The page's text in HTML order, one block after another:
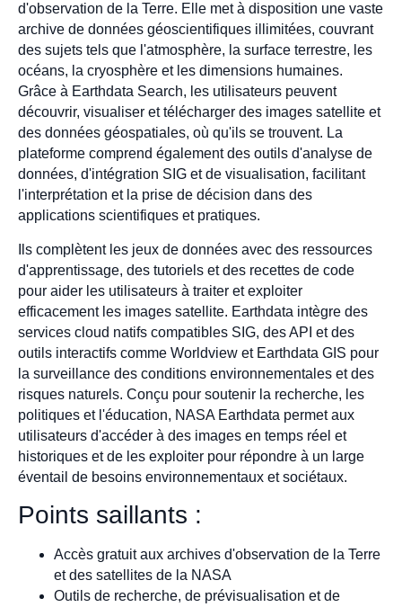
d'observation de la Terre. Elle met à disposition une vaste
archive de données géoscientifiques illimitées, couvrant
des sujets tels que l'atmosphère, la surface terrestre, les
océans, la cryosphère et les dimensions humaines.
Grâce à Earthdata Search, les utilisateurs peuvent
découvrir, visualiser et télécharger des images satellite et
des données géospatiales, où qu'ils se trouvent. La
plateforme comprend également des outils d'analyse de
données, d'intégration SIG et de visualisation, facilitant
l'interprétation et la prise de décision dans des
applications scientifiques et pratiques.
Ils complètent les jeux de données avec des ressources
d'apprentissage, des tutoriels et des recettes de code
pour aider les utilisateurs à traiter et exploiter
efficacement les images satellite. Earthdata intègre des
services cloud natifs compatibles SIG, des API et des
outils interactifs comme Worldview et Earthdata GIS pour
la surveillance des conditions environnementales et des
risques naturels. Conçu pour soutenir la recherche, les
politiques et l'éducation, NASA Earthdata permet aux
utilisateurs d'accéder à des images en temps réel et
historiques et de les exploiter pour répondre à un large
éventail de besoins environnementaux et sociétaux.
Points saillants :
Accès gratuit aux archives d'observation de la Terre
et des satellites de la NASA
Outils de recherche, de prévisualisation et de